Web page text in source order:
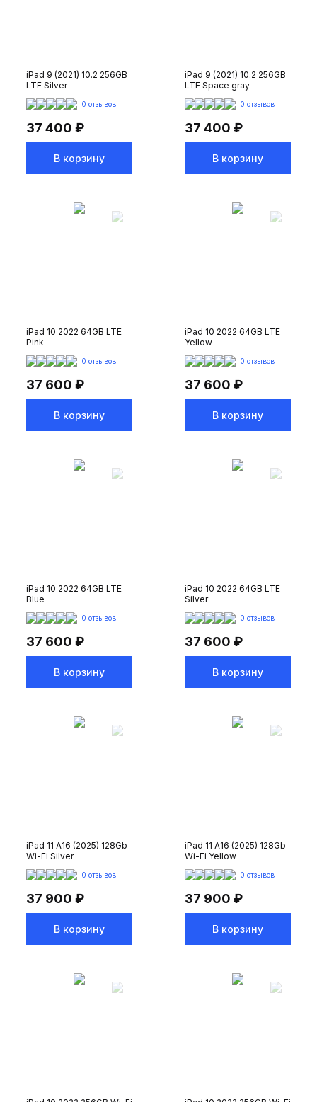
iPad 9 (2021) 10.2 256GB
LTE Silver
0 отзывов
37 400 ₽
В корзину
iPad 9 (2021) 10.2 256GB
LTE Space gray
0 отзывов
37 400 ₽
В корзину
iPad 10 2022 64GB LTE
Pink
0 отзывов
37 600 ₽
В корзину
iPad 10 2022 64GB LTE
Yellow
0 отзывов
37 600 ₽
В корзину
iPad 10 2022 64GB LTE
Blue
0 отзывов
37 600 ₽
В корзину
iPad 10 2022 64GB LTE
Silver
0 отзывов
37 600 ₽
В корзину
iPad 11 A16 (2025) 128Gb
Wi-Fi Silver
0 отзывов
37 900 ₽
В корзину
iPad 11 A16 (2025) 128Gb
Wi-Fi Yellow
0 отзывов
37 900 ₽
В корзину